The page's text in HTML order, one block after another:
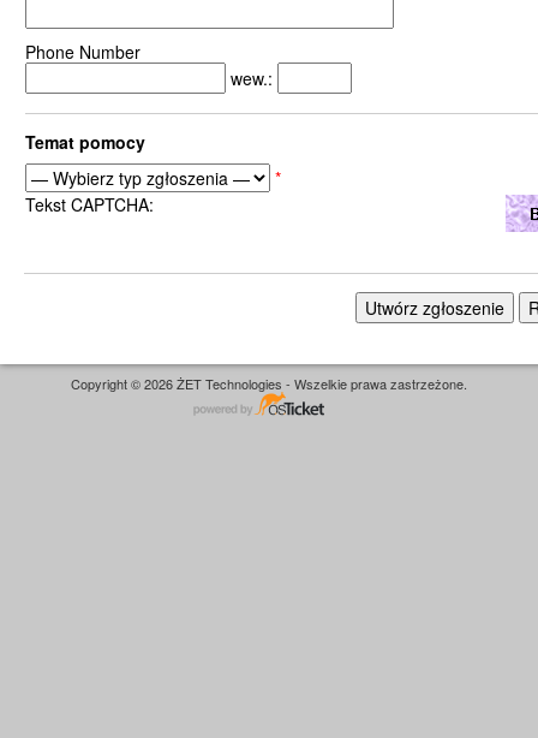
Phone Number
wew.:
Temat pomocy
*
Tekst CAPTCHA:
Copyright © 2026 ŻET Technologies - Wszelkie prawa zastrzeżone.